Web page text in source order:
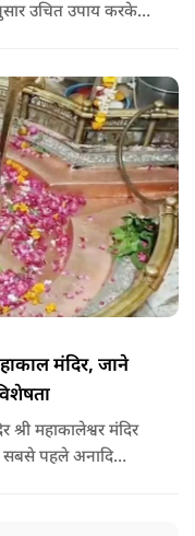
उचित उपाय करके
मंदिर, जाने
महाकालेश्वर मंदिर
में सबसे पहले अनादि